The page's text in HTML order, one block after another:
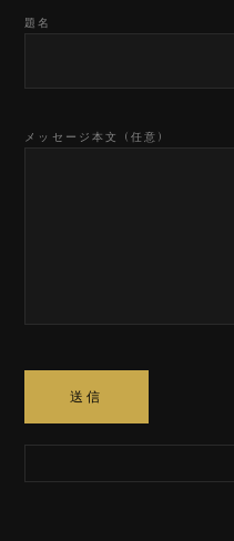
題名
メッセージ本文 (任意)